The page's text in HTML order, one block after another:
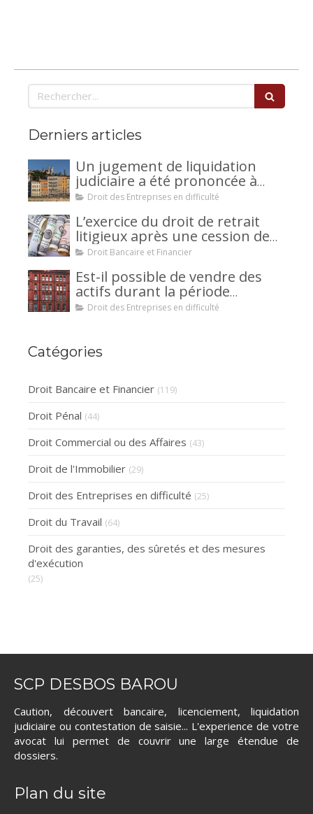
Rechercher
Derniers articles
Un jugement de liquidation
judiciaire a été prononcée à
votre encontre : comment
Droit des Entreprises en difficulté
L’exercice du droit de retrait
litigieux après une cession de
créance : un mécanisme
la caution.
Droit Bancaire et Financier
Est-il possible de vendre des
actifs durant la période
d’observation d’un
Droit des Entreprises en difficulté
Catégories
Droit Bancaire et Financier (119)
Droit Pénal (44)
Droit Commercial ou des Affaires (43)
Droit de l'Immobilier (29)
Droit des Entreprises en difficulté (25)
Droit du Travail (64)
Droit des garanties, des sûretés et des mesures
d'exécution
(25)
SCP DESBOS BAROU
Caution, découvert bancaire, licenciement, liquidation
judiciaire ou contestation de saisie... L'experience de votre
avocat lui permet de couvrir une large étendue de
dossiers.
Plan du site